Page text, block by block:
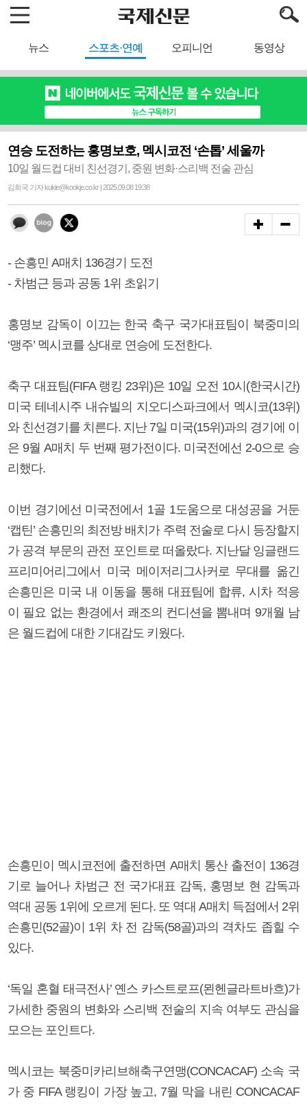
뉴스 스포츠·연예 오피니언 동영상
연승 도전하는 홍명보호, 멕시코전 ‘손톱’ 세울까
10일 월드컵 대비 친선경기, 중원 변화·스리백 전술 관심
김희국 기자 kukie@kookje.co.kr | 2025.09.08 19:38
- 손흥민 A매치 136경기 도전
- 차범근 등과 공동 1위 초읽기
홍명보 감독이 이끄는 한국 축구 국가대표팀이 북중미의
‘맹주’ 멕시코를 상대로 연승에 도전한다.
축구 대표팀(FIFA 랭킹 23위)은 10일 오전 10시(한국시간)
미국 테네시주 내슈빌의 지오디스파크에서 멕시코(13위)
와 친선경기를 치른다. 지난 7일 미국(15위)과의 경기에 이
은 9월 A매치 두 번째 평가전이다. 미국전에선 2-0으로 승
리했다.
이번 경기에선 미국전에서 1골 1도움으로 대성공을 거둔
‘캡틴’ 손흥민의 최전방 배치가 주력 전술로 다시 등장할지
가 공격 부문의 관전 포인트로 떠올랐다. 지난달 잉글랜드
프리미어리그에서 미국 메이저리그사커로 무대를 옮긴
손흥민은 미국 내 이동을 통해 대표팀에 합류, 시차 적응
이 필요 없는 환경에서 쾌조의 컨디션을 뽐내며 9개월 남
은 월드컵에 대한 기대감도 키웠다.
손흥민이 멕시코전에 출전하면 A매치 통산 출전이 136경
기로 늘어나 차범근 전 국가대표 감독, 홍명보 현 감독과
역대 공동 1위에 오르게 된다. 또 역대 A매치 득점에서 2위
손흥민(52골)이 1위 차 전 감독(58골)과의 격차도 좁힐 수
있다.
‘독일 혼혈 태극전사’ 옌스 카스트로프(묀헨글라트바흐)가
가세한 중원의 변화와 스리백 전술의 지속 여부도 관심을
모으는 포인트다.
멕시코는 북중미카리브해축구연맹(CONCACAF) 소속 국
가 중 FIFA 랭킹이 가장 높고, 7월 막을 내린 CONCACAF